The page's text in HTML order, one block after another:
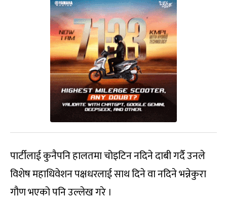
पार्टीलाई कुनैपनि हालतमा चोइटिन नदिने दाबी गर्दै उनले
विशेष महाधिवेशन पक्षधरलाई साथ दिने वा नदिने भन्नेकुरा
गौण भएको पनि उल्लेख गरे ।